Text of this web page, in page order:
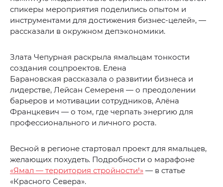
спикеры мероприятия поделились опытом и
инструментами для достижения бизнес‑целей», —
рассказали в окружном депэкономики.
Злата Чепурная раскрыла ямальцам тонкости
создания соцпроектов. Елена
Барановская рассказала о развитии бизнеса и
лидерстве, Лейсан Семереня — о преодолении
барьеров и мотивации сотрудников, Алёна
Францкевич — о том, где черпать энергию для
профессионального и личного роста.
Весной в регионе стартовал проект для ямальцев,
желающих похудеть. Подробности о марафоне
«Ямал — территория стройности!» — в статье
«Красного Севера».